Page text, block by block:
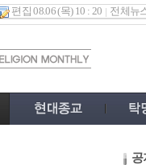
편집 08.06 (목) 10 : 20 전체뉴
공